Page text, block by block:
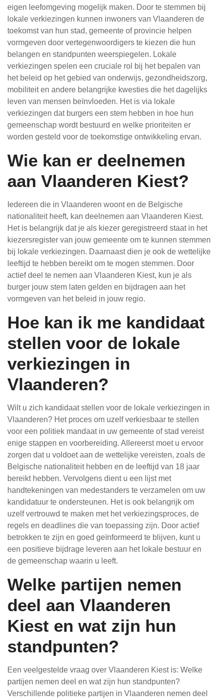
eigen leefomgeving mogelijk maken. Door te stemmen bij
lokale verkiezingen kunnen inwoners van Vlaanderen de
toekomst van hun stad, gemeente of provincie helpen
vormgeven door vertegenwoordigers te kiezen die hun
belangen en standpunten weerspiegelen. Lokale
verkiezingen spelen een cruciale rol bij het bepalen van
het beleid op het gebied van onderwijs, gezondheidszorg,
mobiliteit en andere belangrijke kwesties die het dagelijks
leven van mensen beïnvloeden. Het is via lokale
verkiezingen dat burgers een stem hebben in hoe hun
gemeenschap wordt bestuurd en welke prioriteiten er
worden gesteld voor de toekomstige ontwikkeling ervan.
Wie kan er deelnemen
aan Vlaanderen Kiest?
Iedereen die in Vlaanderen woont en de Belgische
nationaliteit heeft, kan deelnemen aan Vlaanderen Kiest.
Het is belangrijk dat je als kiezer geregistreerd staat in het
kiezersregister van jouw gemeente om te kunnen stemmen
bij lokale verkiezingen. Daarnaast dien je ook de wettelijke
leeftijd te hebben bereikt om te mogen stemmen. Door
actief deel te nemen aan Vlaanderen Kiest, kun je als
burger jouw stem laten gelden en bijdragen aan het
vormgeven van het beleid in jouw regio.
Hoe kan ik me kandidaat
stellen voor de lokale
verkiezingen in
Vlaanderen?
Wilt u zich kandidaat stellen voor de lokale verkiezingen in
Vlaanderen? Het proces om uzelf verkiesbaar te stellen
voor een politiek mandaat in uw gemeente of stad vereist
enige stappen en voorbereiding. Allereerst moet u ervoor
zorgen dat u voldoet aan de wettelijke vereisten, zoals de
Belgische nationaliteit hebben en de leeftijd van 18 jaar
bereikt hebben. Vervolgens dient u een lijst met
handtekeningen van medestanders te verzamelen om uw
kandidatuur te ondersteunen. Het is ook belangrijk om
uzelf vertrouwd te maken met het verkiezingsproces, de
regels en deadlines die van toepassing zijn. Door actief
betrokken te zijn en goed geïnformeerd te blijven, kunt u
een positieve bijdrage leveren aan het lokale bestuur en
de gemeenschap waarin u leeft.
Welke partijen nemen
deel aan Vlaanderen
Kiest en wat zijn hun
standpunten?
Een veelgestelde vraag over Vlaanderen Kiest is: Welke
partijen nemen deel en wat zijn hun standpunten?
Verschillende politieke partijen in Vlaanderen nemen deel